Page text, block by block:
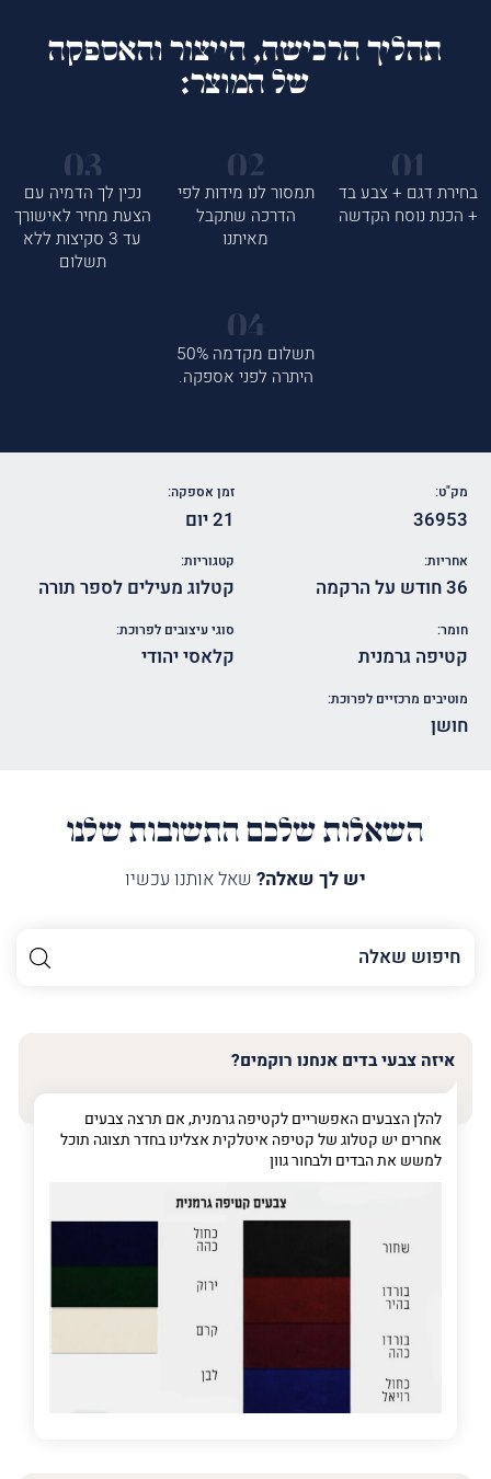
תהליך הרכישה, הייצור והאספקה
של המוצר:
בחירת דגם + צבע בד
+ הכנת נוסח הקדשה
תמסור לנו מידות לפי
הדרכה שתקבל
מאיתנו
נכין לך הדמיה עם
הצעת מחיר לאישורך
עד 3 סקיצות ללא
תשלום
תשלום מקדמה 50%
היתרה לפני אספקה.
מק"ט:
36953
זמן אספקה:
21 יום
אחריות:
36 חודש על הרקמה
קטגוריות:
קטלוג מעילים לספר תורה
חומר:
קטיפה גרמנית
סוגי עיצובים לפרוכת:
קלאסי יהודי
מוטיבים מרכזיים לפרוכת:
חושן
השאלות שלכם התשובות שלנו
יש לך שאלה? שאל אותנו עכשיו
השם
שלך
טלפון (חובה)
פרט על מה מדובר
איזה צבעי בדים אנחנו רוקמים?
להלן הצבעים האפשריים לקטיפה גרמנית, אם תרצה צבעים
אחרים יש קטלוג של קטיפה איטלקית אצלינו בחדר תצוגה תוכל
למשש את הבדים ולבחור גוון